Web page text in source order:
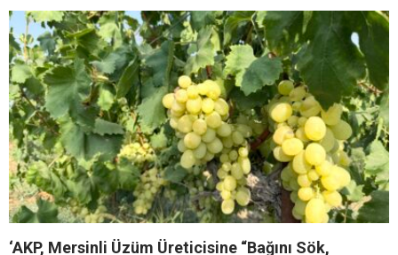
‘AKP, Mersinli Üzüm Üreticisine “Bağını Sök,